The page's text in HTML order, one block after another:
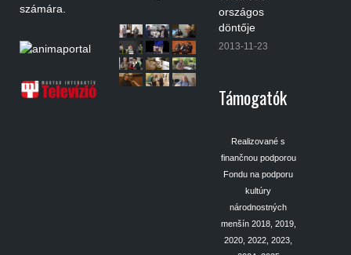
számára.
országos
döntője
2013-11-23
Támogatók
Realizované s
finančnou podporou
Fondu na podporu
kultúry
národnostných
menšín 2018, 2019,
2020, 2022, 2023,